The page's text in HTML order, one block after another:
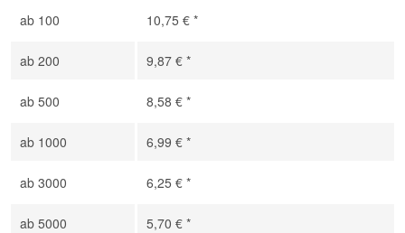
ab 100 10,75 € *
ab 200 9,87 € *
ab 500 8,58 € *
ab 1000 6,99 € *
ab 3000 6,25 € *
ab 5000 5,70 € *